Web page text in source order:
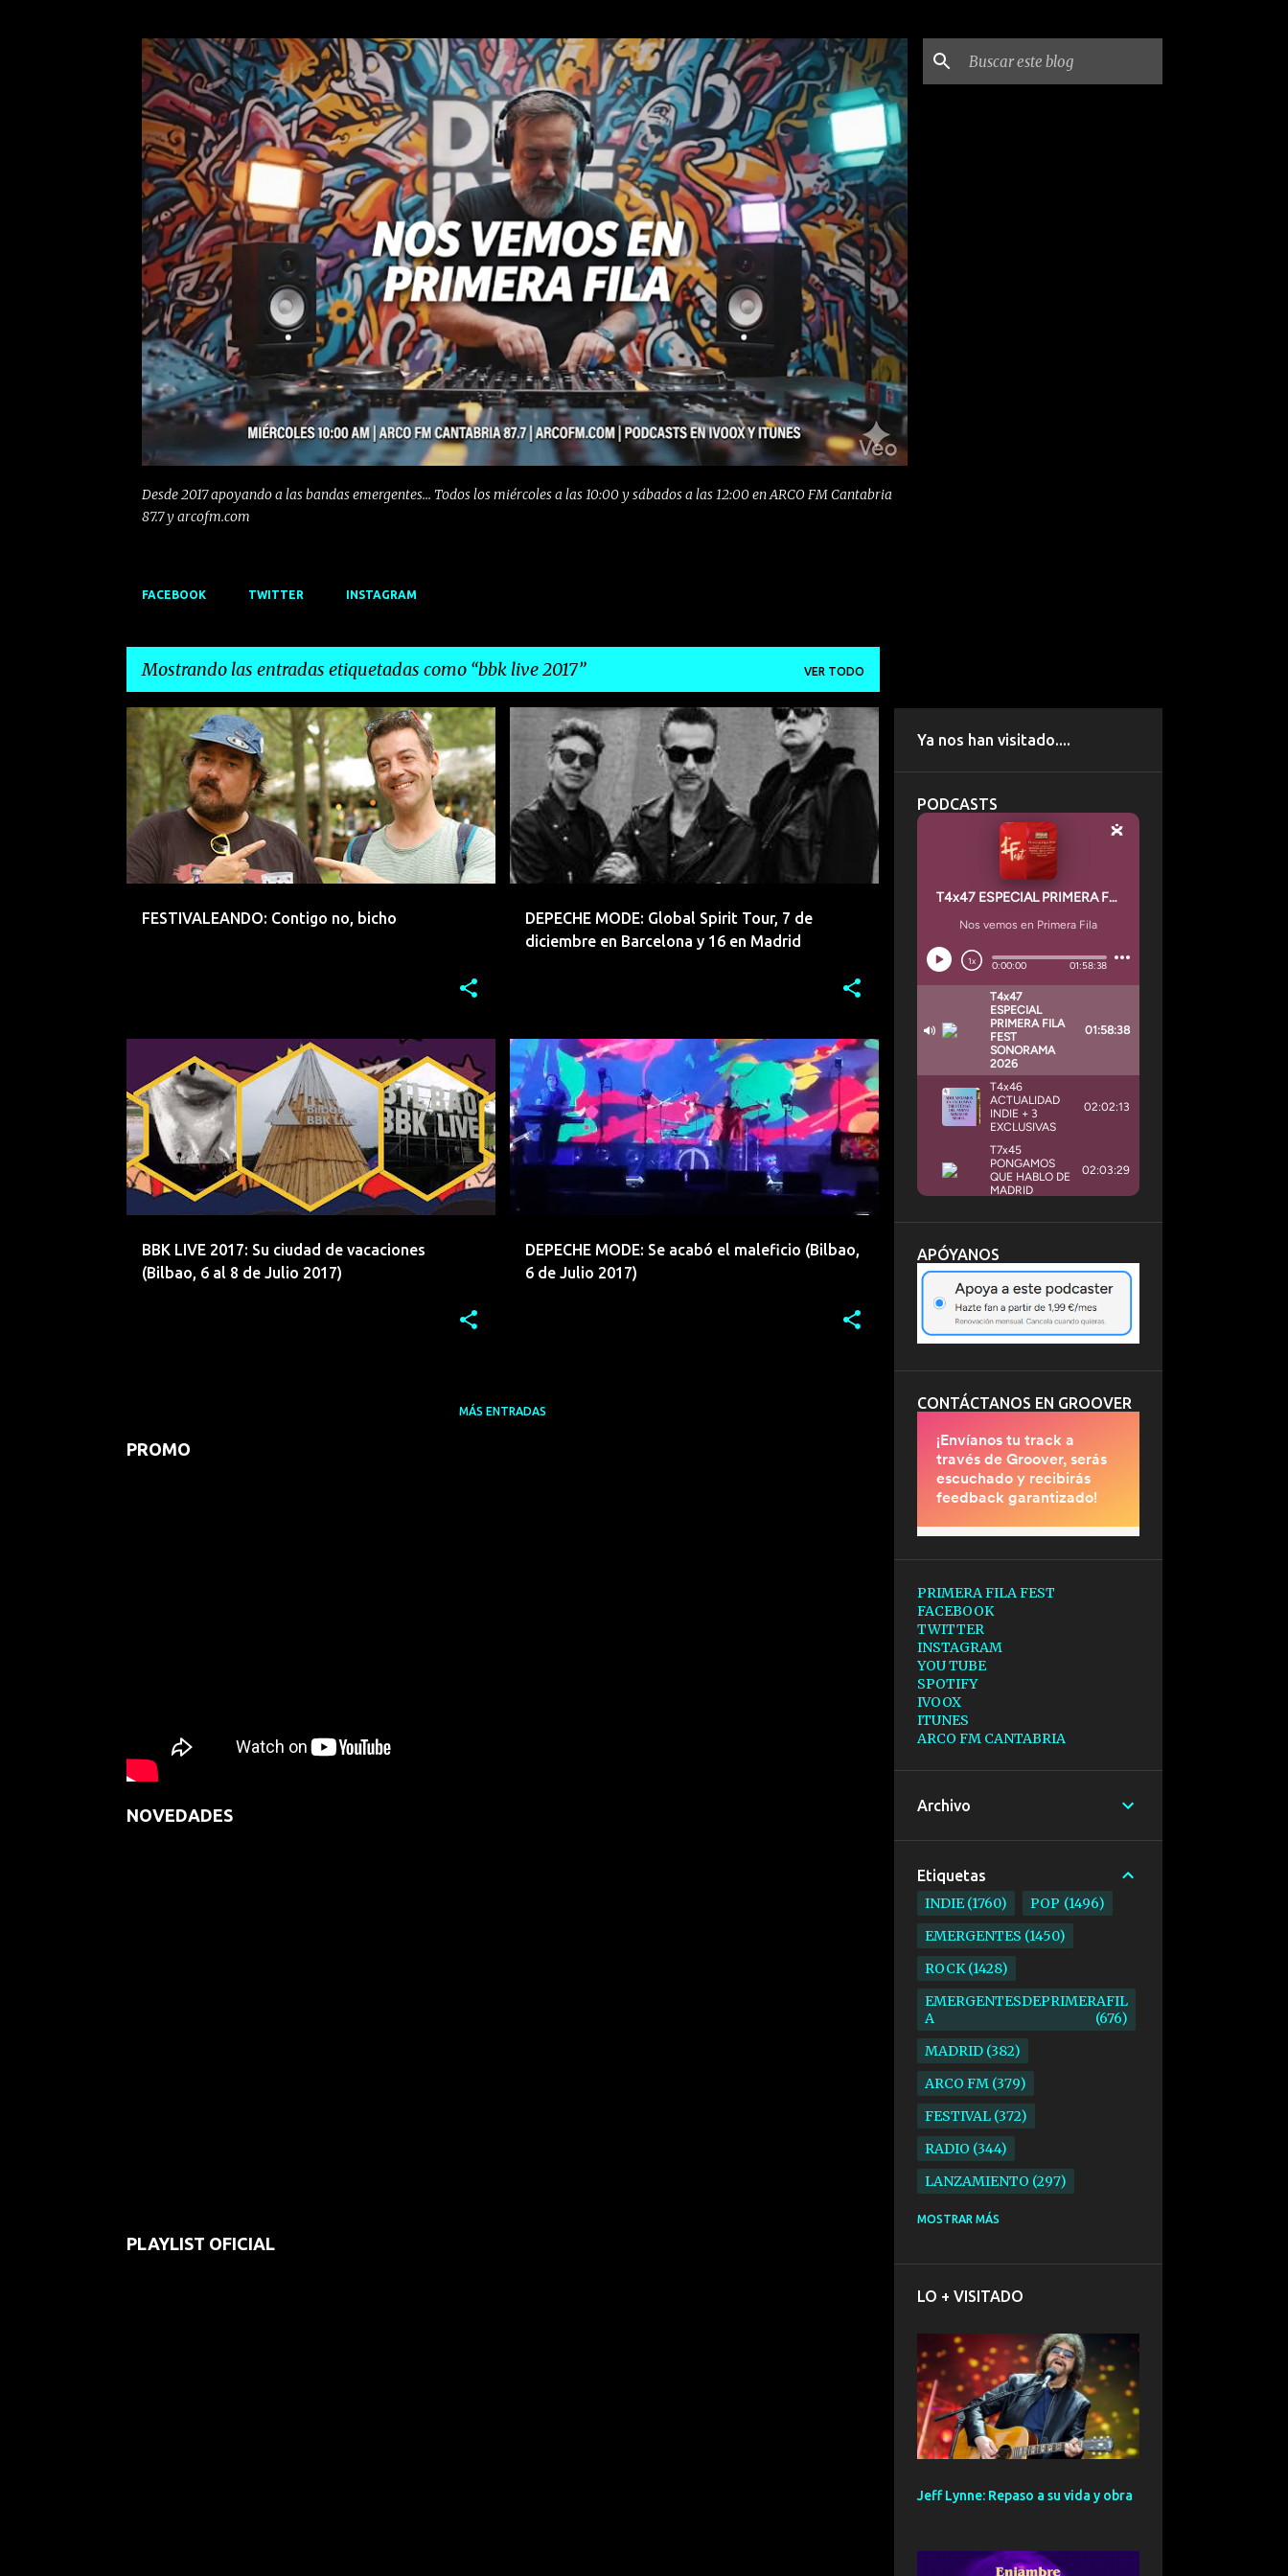
Desde 2017 apoyando a las bandas emergentes... Todos los miércoles a las 10:00 y sábados a las 12:00 en ARCO FM Cantabria
87.7 y arcofm.com
FACEBOOK TWITTER INSTAGRAM
Mostrando las entradas etiquetadas como bbk live 2017 VER TODO
E
n
t
a
d
FESTIVALEANDO: Contigo no, bicho
ARCO FM BBK LIVE 2017 BBK LIVE 2018 +
DEPECHE MODE: Global Spirit Tour, 7 de
diciembre en Barcelona y 16 en Madrid
ARCO FM BARCELONA BBK LIVE 2017
BBK LIVE 2017: Su ciudad de vacaciones
(Bilbao, 6 al 8 de Julio 2017)
!!! 1975 ARCO FM BBK LIVE 2017 BILBAO +11
DEPECHE MODE: Se acabó el maleficio (Bilbao,
6 de Julio 2017)
ARCO FM BBK LIVE 2017 BILBAO CRONICA +1
MÁS ENTRADAS
PROMO
NOVEDADES
PLAYLIST OFICIAL
Ya nos han visitado....
PODCASTS
APÓYANOS
CONTÁCTANOS EN GROOVER
PRIMERA FILA FEST
FACEBOOK
TWITTER
INSTAGRAM
YOU TUBE
SPOTIFY
IVOOX
ITUNES
ARCO FM CANTABRIA
Archivo
Etiquetas
INDIE 1760 POP 1496
EMERGENTES 1450
ROCK 1428
EMERGENTESDEPRIMERAFIL
A
676
MADRID 382
ARCO FM 379
FESTIVAL 372
RADIO 344
LANZAMIENTO 297
ELECTRONICA
BARCELONA 191
ELECTROINDIE 189
PRIMERA FILA FEST
188
ELECTROPOP 185
PUNK
MOSTRAR MÁS
LO + VISITADO
Jeff Lynne: Repaso a su vida y obra